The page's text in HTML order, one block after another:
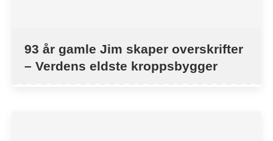
93 år gamle Jim skaper overskrifter
– Verdens eldste kroppsbygger